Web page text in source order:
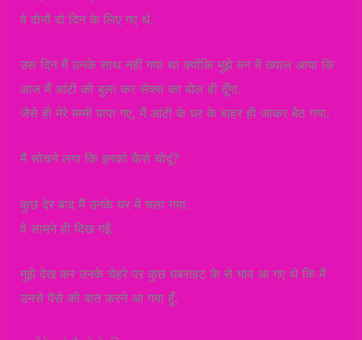
वे दोनों दो दिन के लिए गए थे.
उस दिन मैं उनके साथ नहीं गया था क्योंकि मुझे मन में ख्याल आया कि
आज मैं आंटी को बुला कर सेक्स का बोल ही दूँगा.
जैसे ही मेरे मम्मी पापा गए, मैं आंटी के घर के बाहर ही जाकर बैठ गया.
मैं सोचने लगा कि इनको कैसे चोदूं?
कुछ देर बाद मैं उनके घर में चला गया.
वे सामने ही दिख गईं.
मुझे देख कर उनके चेहरे पर कुछ घबराहट के से भाव आ गए थे कि मैं
उनसे पैसे की बात करने आ गया हूँ.